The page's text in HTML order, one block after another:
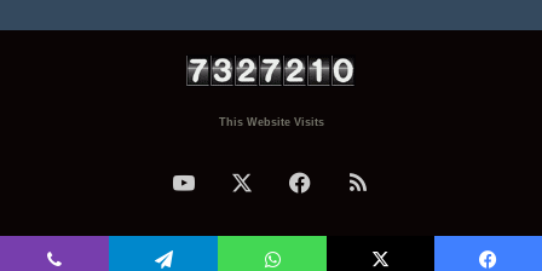
This Website Visits
ملخص
الموقع
فيسبوك ‫YouTube